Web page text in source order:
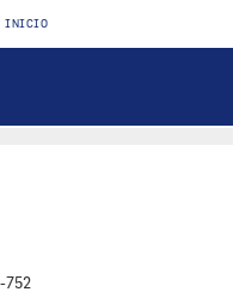
INICIO
752